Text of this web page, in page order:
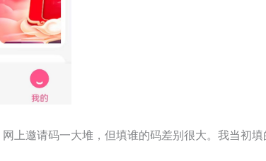
上邀请码一大堆，但填谁的码差别很大。我当初填